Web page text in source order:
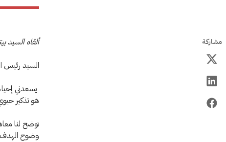
مشاركة
ألقاه السيد
السيد رئيس
يسعدني
هو تذكير
توضح لنا
وضوح الهدف،